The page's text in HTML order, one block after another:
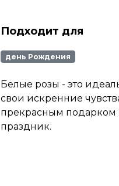
Подходит для
день Рождения
Белые розы - это
свои искренние
прекрасным подарком
праздник.